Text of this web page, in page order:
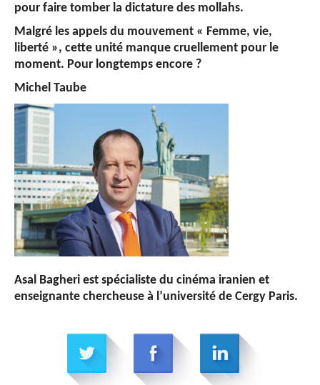
pour faire tomber la dictature des mollahs.
Malgré les appels du mouvement « Femme, vie,
liberté », cette unité manque cruellement pour le
moment. Pour longtemps encore ?
Michel Taube
Asal Bagheri est spécialiste du cinéma iranien et
enseignante chercheuse à l’université de Cergy Paris.